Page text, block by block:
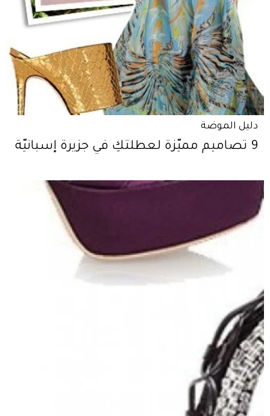
دليل الموضة
9 تصاميم مميّزة لعطلتكِ في جزيرة إسبانيّة